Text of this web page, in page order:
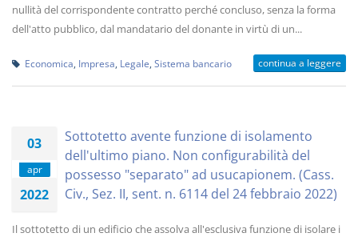
nullità del corrispondente contratto perché concluso, senza la forma
dell'atto pubblico, dal mandatario del donante in virtù di un...
Economica Impresa Legale Sistema bancario continua a leggere
03
apr
2022
Sottotetto avente funzione di isolamento
dell'ultimo piano. Non configurabilità del
possesso "separato" ad usucapionem. (Cass.
Civ., Sez. II, sent. n. 6114 del 24 febbraio 2022)
Il sottotetto di un edificio che assolva all'esclusiva funzione di isolare i